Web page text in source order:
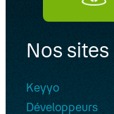
Nos sites
Keyyo
Développeurs